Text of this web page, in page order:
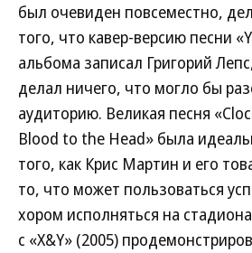
был очевиден повсеместно,
того, что кавер-версию песни
альбома записал Григорий
делал ничего, что могло бы
аудиторию. Великая песня
Blood to the Head» была
того, как Крис Мартин и его
то, что может пользоваться
хором исполняться на
с «X&Y» (2005)